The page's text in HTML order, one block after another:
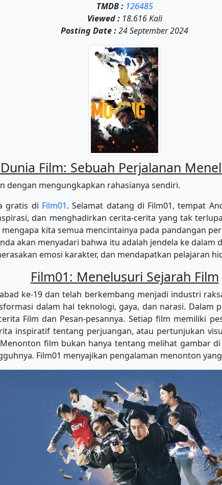
TMDB : 126485
Viewed :18.616 Kali
Posting Date :24 September 2024
Film: Sebuah Perjalanan
dengan mengungkapkan rahasianya sendiri.
gratis di Film01. Selamat datang di Film01, tempat
dan menghadirkan cerita-cerita yang tak
kita semua mencintainya pada pandangan
akan menyadari bahwa itu adalah jendela ke
emosi karakter, dan mendapatkan pelajaran
Film01: Menelusuri Sejarah Film
ke-19 dan telah berkembang menjadi industri
dalam hal teknologi, gaya, dan narasi. Dalam
Film dan Pesan-pesannya. Setiap film memiliki
inspiratif tentang perjuangan, atau pertunjukan
film bukan hanya tentang melihat gambar
Film01 menyajikan pengalaman menonton